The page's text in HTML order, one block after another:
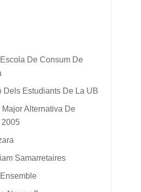
De Consum De
Dels Estudiants De La UB
Alternativa De
2005
Samarretaires